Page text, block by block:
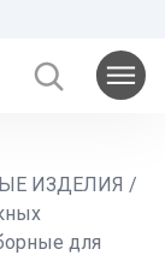
ИЗДЕЛИЯ /
для